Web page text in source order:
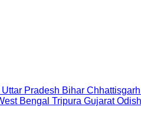
Uttar Pradesh Bihar Chhattisgarh
Bengal Tripura Gujarat